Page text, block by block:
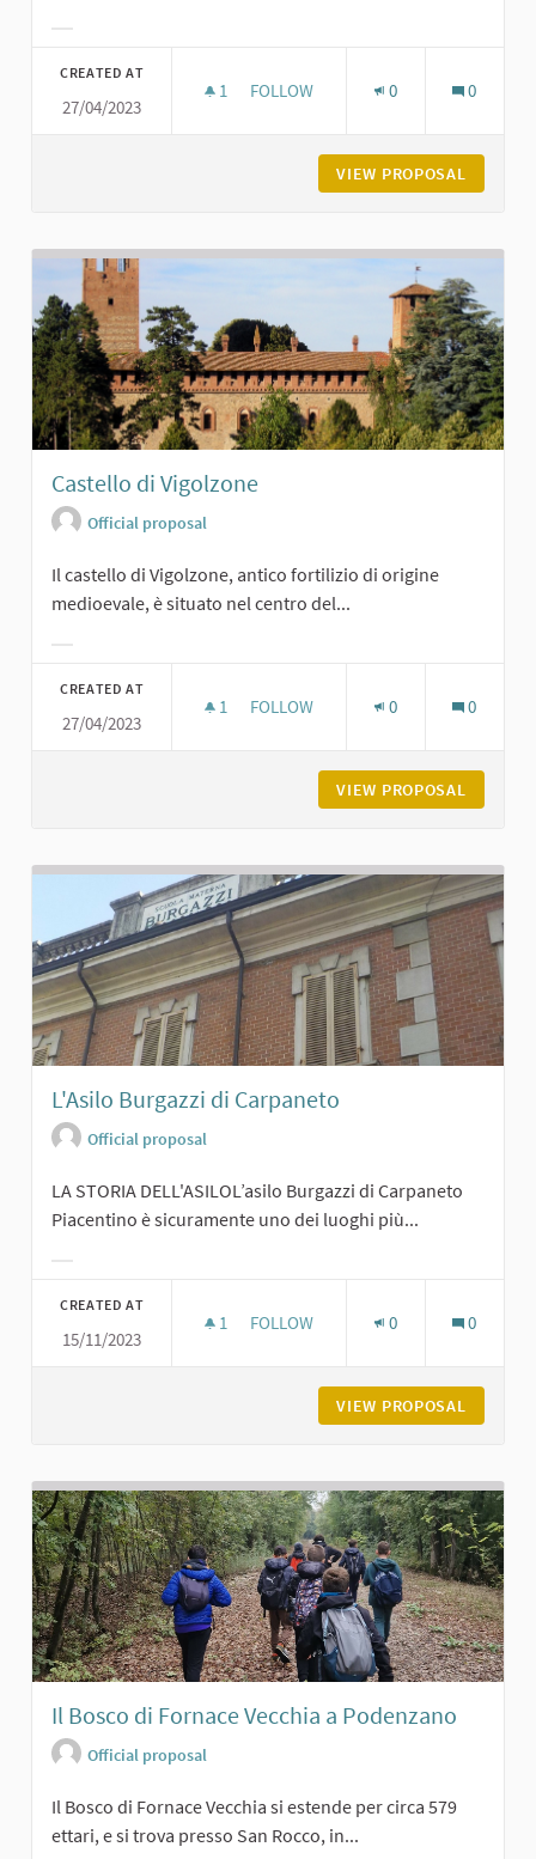
CREATED AT
27/04/2023
1 1 FOLLOWER
FOLLOW 0 0
VIEW PROPOSAL
Castello di Vigolzone
Official proposal
Il castello di Vigolzone, antico fortilizio di origine
medioevale, è situato nel centro del...
CREATED AT
27/04/2023
1 1 FOLLOWER
FOLLOW 0 0
VIEW PROPOSAL
L'Asilo Burgazzi di Carpaneto
Official proposal
LA STORIA DELL'ASILOL’asilo Burgazzi di Carpaneto
Piacentino è sicuramente uno dei luoghi più...
CREATED AT
15/11/2023
1 1 FOLLOWER
FOLLOW 0 0
VIEW PROPOSAL
Il Bosco di Fornace Vecchia a Podenzano
Official proposal
Il Bosco di Fornace Vecchia si estende per circa 579
ettari, e si trova presso San Rocco, in...